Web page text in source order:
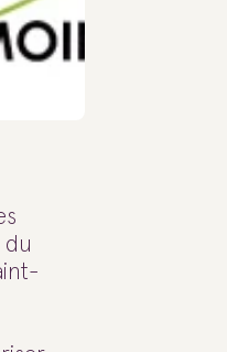
du